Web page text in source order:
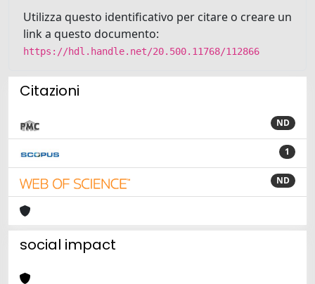
Utilizza questo identificativo per citare o creare un
link a questo documento:
https://hdl.handle.net/20.500.11768/112866
Citazioni
ND
1
ND
social impact